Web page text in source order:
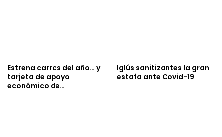
Estrena carros del año… y
tarjeta de apoyo
económico de…
Iglús sanitizantes la gran
estafa ante Covid-19